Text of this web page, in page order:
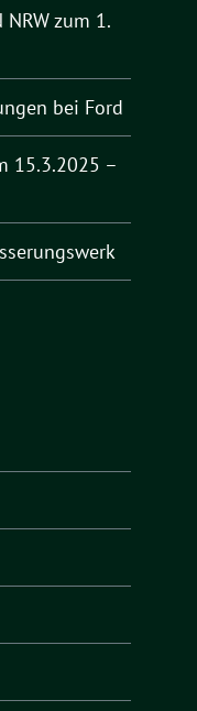
zum 1.
bei Ford
15.3.2025 –